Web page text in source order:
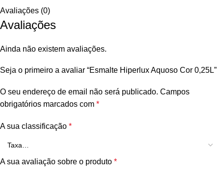
Avaliações (0)
Avaliações
Ainda não existem avaliações.
Seja o primeiro a avaliar “Esmalte Hiperlux Aquoso Cor 0,25L”
O seu endereço de email não será publicado. Campos
obrigatórios marcados com *
A sua classificação *
A sua avaliação sobre o produto *